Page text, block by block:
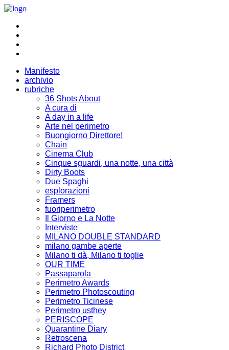
Manifesto
archivio
rubriche
36 Shots About
A cura di
A day in a life
Arte nel perimetro
Buongiorno Direttore!
Chain
Cinema Club
Cinque sguardi, una notte, una città
Dirty Boots
Due Spaghi
esplorazioni
Framers
fuoriperimetro
Il Giorno e La Notte
Interviste
MILANO DOUBLE STANDARD
milano gambe aperte
Milano ti dà, Milano ti toglie
OUR TIME
Passaparola
Perimetro Awards
Perimetro Photoscouting
Perimetro Ticinese
Perimetro usthey
PERISCOPE
Quarantine Diary
Retroscena
Richard Photo District